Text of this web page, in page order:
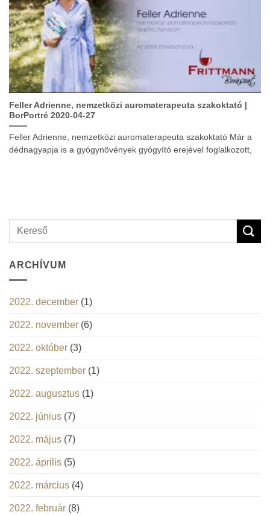
Feller Adrienne, nemzetközi auromaterapeuta szakoktató |
BorPortré 2020-04-27
Feller Adrienne, nemzetközi auromaterapeuta szakoktató Már a
dédnagyapja is a gyógynövények gyógyító erejével foglalkozott,
ARCHÍVUM
2022. december (1)
2022. november (6)
2022. október (3)
2022. szeptember (1)
2022. augusztus (1)
2022. június (7)
2022. május (7)
2022. április (5)
2022. március (4)
2022. február (8)